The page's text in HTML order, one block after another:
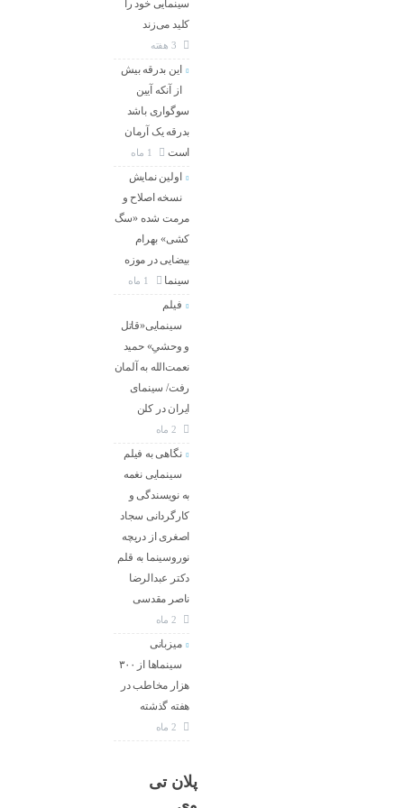
سینمایی خود را
کلید می‌زند
این بدرقه بیش
از آنکه آیین
سوگواری باشد
بدرقه یک آرمان
است
اولین نمایش
نسخه اصلاح و
مرمت شده «سگ
کشی» بهرام
بیضایی در موزه
سینما
فیلم
سینمایی«قاتل
و وحشیِ» حمید
نعمت‌الله به آلمان
رفت/ سینمای
ایران در کلن
نگاهی به فیلم
سینمایی نغمه
به نویسندگی و
کارگردانی سجاد
اصغری از دریچه
نوروسینما به قلم
دکتر عبدالرضا
ناصر مقدسی
میزبانی
سینماها از ۳۰۰
هزار مخاطب در
هفته گذشته
پلان تی